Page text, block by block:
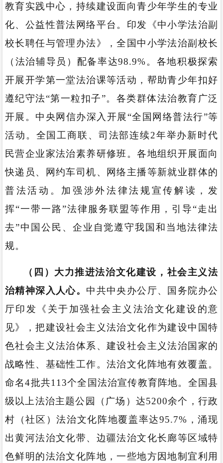
教育实践中心，持续建设面向青少年学生的专业
化、公益性普法网络平台。印发《中小学法治副
校长聘任与管理办法》，全国中小学法治副校长
（法治辅导员）配备率达98.9%。各地积极探索
开展开学第一堂法治课等活动，帮助青少年扣好
遵纪守法“第一粒扣子”。各类群体法治教育广泛
开展。中央网信办深入开展“全国网络普法行”等
活动。全国工商联、司法部连续2年举办新时代
民营企业家法治素养研修班。各地组织开展面向
快递员、网约车司机、网络主播等新就业群体的
普法活动。加强涉外法律法规宣传解读，发
挥“一带一路”法律服务联盟等作用，引导“走出
去”中国公民、企业自觉遵守我国和当地法律法
规。
（四）大力推进法治文化建设，社会主义法
治精神深入人心。 中共中央办公厅、国务院办公
厅印发《关于加强社会主义法治文化建设的意
见》，把建设社会主义法治文化作为建设中国特
色社会主义法治体系、建设社会主义法治国家的
战略性、基础性工作。法治文化阵地有效覆盖。
命名4批共113个全国法治宣传教育阵地。全国县
级以上法治主题公园（广场）达5200余个，行政
村（社区）法治文化阵地覆盖率达95.7%，涌现
出黄河法治文化带、边疆法治文化长廊等区域特
色鲜明的法治文化阵地，一些地方因地制宜利用